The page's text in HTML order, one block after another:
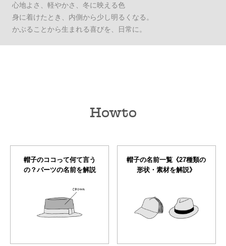
心地よさ、軽やかさ、冬に映える色
身に着けたとき、内側から少し明るくなる。
かぶることから生まれる喜びを、日常に。
Howto
帽子のココって何て言う
の？パーツの名前を解説
帽子の名前一覧《27種類の
形状・素材を解説》